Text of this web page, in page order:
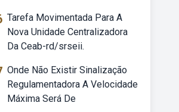
Tarefa Movimentada Para A
Nova Unidade Centralizadora
Da Ceab-rd/srseii.
Onde Não Existir Sinalização
Regulamentadora A Velocidade
Máxima Será De